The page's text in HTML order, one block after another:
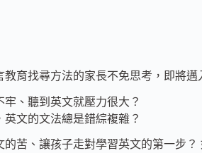
育找尋方法的家長不免思考，即將
、聽到英文就壓力很大？
文的文法總是錯綜複雜？
苦、讓孩子走對學習英文的第一步